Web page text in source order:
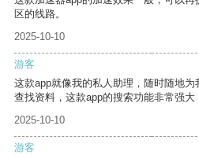
区的线路。
2025-10-10
游客
这款app就像我的私人助理，随时随地
查找资料，这款app的搜索功能非常强大
2025-10-10
游客